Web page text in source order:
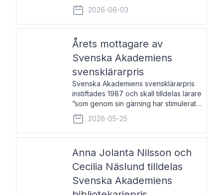
Byggmästar, Magnus Dahlström, Matias
Faldbakken samt Espen Stueland.
Prisbeloppet är 200 000 svenska
2026-06-03
Årets mottagare av
Svenska Akademiens
svensklärarpris
Svenska Akademiens svensklärarpris
instiftades 1987 och skall tilldelas lärare
”som genom sin gärning har stimulerat
intresset hos unga människor för
svenska språket och litteraturen”.
Prisutdelning och samtal med
2026-05-25
Anna Jolanta Nilsson och
Cecilia Näslund tilldelas
Svenska Akademiens